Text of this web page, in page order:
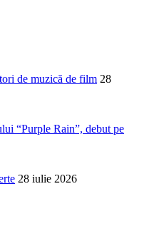
de muzică de film 28
“Purple Rain”, debut pe
28 iulie 2026